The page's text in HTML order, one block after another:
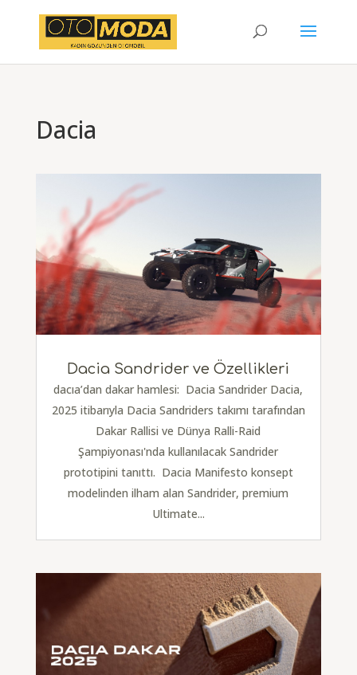
Dacia
Dacia Sandrider ve Özellikleri
dacıa’dan dakar hamlesi: Dacia Sandrider Dacia,
2025 itibarıyla Dacia Sandriders takımı tarafından
Dakar Rallisi ve Dünya Ralli-Raid
Şampiyonası'nda kullanılacak Sandrider
prototipini tanıttı. Dacia Manifesto konsept
modelinden ilham alan Sandrider, premium
Ultimate...